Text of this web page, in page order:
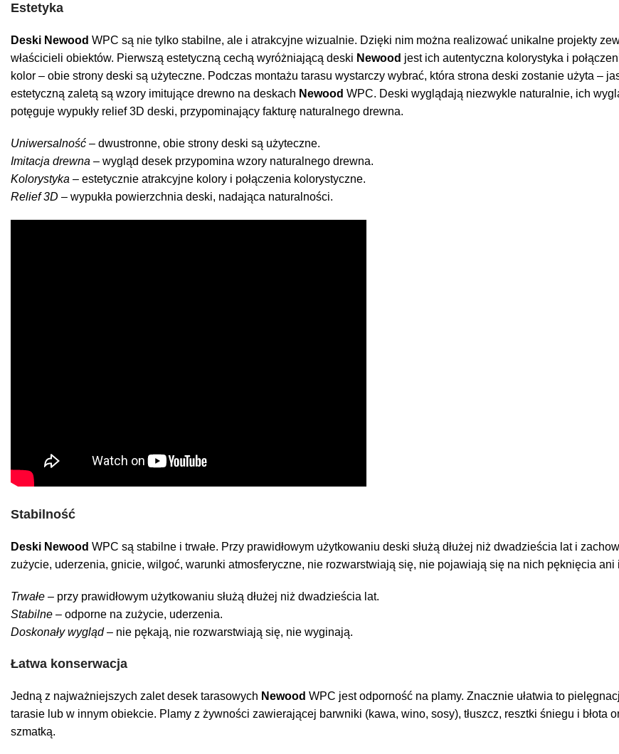
Estetyka
Deski Newood WPC są nie tylko stabilne, ale i atrakcyjne wizualnie. Dzięki nim można realizować unikalne projekty
właścicieli obiektów. Pierwszą estetyczną cechą wyróżniającą deski Newood jest ich autentyczna kolorystyka i
kolor – obie strony deski są użyteczne. Podczas montażu tarasu wystarczy wybrać, która strona deski zostanie użyta –
estetyczną zaletą są wzory imitujące drewno na deskach Newood WPC. Deski wyglądają niezwykle naturalnie, ich
potęguje wypukły relief 3D deski, przypominający fakturę naturalnego drewna.
Uniwersalność – dwustronne, obie strony deski są użyteczne.
Imitacja drewna – wygląd desek przypomina wzory naturalnego drewna.
Kolorystyka – estetycznie atrakcyjne kolory i połączenia kolorystyczne.
Relief 3D – wypukła powierzchnia deski, nadająca naturalności.
Stabilność
Deski Newood WPC są stabilne i trwałe. Przy prawidłowym użytkowaniu deski służą dłużej niż dwadzieścia lat i
zużycie, uderzenia, gnicie, wilgoć, warunki atmosferyczne, nie rozwarstwiają się, nie pojawiają się na nich pęknięcia ani
Trwałe – przy prawidłowym użytkowaniu służą dłużej niż dwadzieścia lat.
Stabilne – odporne na zużycie, uderzenia.
Doskonały wygląd– nie pękają, nie rozwarstwiają się, nie wyginają.
Łatwa konserwacja
Jedną z najważniejszych zalet desek tarasowych Newood WPC jest odporność na plamy. Znacznie ułatwia to
tarasie lub w innym obiekcie. Plamy z żywności zawierającej barwniki (kawa, wino, sosy), tłuszcz, resztki śniegu i błota
szmatką.